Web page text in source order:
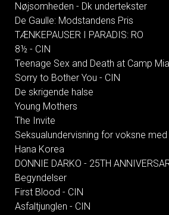
Nøjsomheden - Dk undertekster
De Gaulle: Modstandens Pris
TÆNKEPAUSER I PARADIS: RO
8½ - CIN
Teenage Sex and Death at Camp
Sorry to Bother You - CIN
De skrigende halse
Young Mothers
The Invite
Seksualundervisning for voksne
Hana Korea
DONNIE DARKO - 25TH
Begyndelser
First Blood - CIN
Asfaltjunglen - CIN